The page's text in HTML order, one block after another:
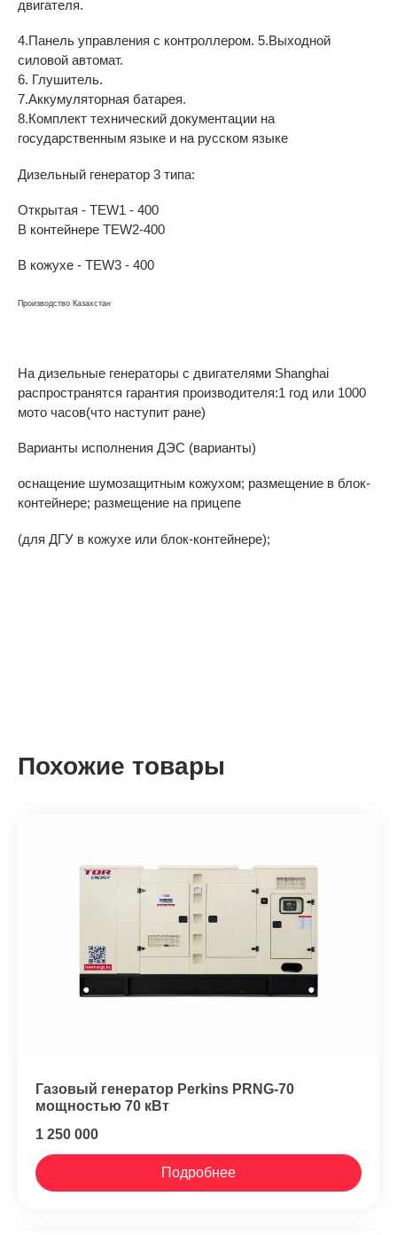
двигателя.
4.Панель управления с контроллером. 5.Выходной
силовой автомат.
6. Глушитель.
7.Аккумуляторная батарея.
8.Комплект технический документации на
государственным языке и на русском языке
Дизельный генератор 3 типа:
Открытая - TEW1 - 400
В контейнере TEW2-400
В кожухе - TEW3 - 400
Производство Казахстан
На дизельные генераторы с двигателями Shanghai
распространятся гарантия производителя:1 год или 1000
мото часов(что наступит ране)
Варианты исполнения ДЭС (варианты)
оснащение шумозащитным кожухом; размещение в блок-
контейнере; размещение на прицепе
(для ДГУ в кожухе или блок-контейнере);
Похожие товары
Газовый генератор Perkins PRNG-70
мощностью 70 кВт
1 250 000
Подробнее